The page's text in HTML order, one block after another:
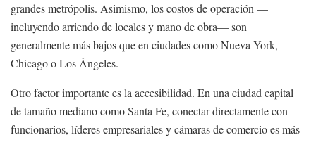
grandes metrópolis. Asimismo, los costos de operación —
incluyendo arriendo de locales y mano de obra— son
generalmente más bajos que en ciudades como Nueva York,
Chicago o Los Ángeles.
Otro factor importante es la accesibilidad. En una ciudad capital
de tamaño mediano como Santa Fe, conectar directamente con
funcionarios, líderes empresariales y cámaras de comercio es más